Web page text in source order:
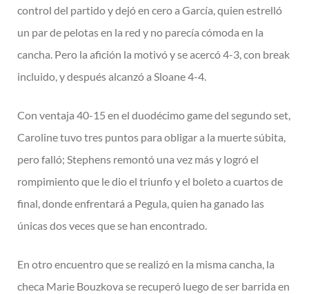
control del partido y dejó en cero a García, quien estrelló
un par de pelotas en la red y no parecía cómoda en la
cancha. Pero la afición la motivó y se acercó 4-3, con break
incluido, y después alcanzó a Sloane 4-4.
Con ventaja 40-15 en el duodécimo game del segundo set,
Caroline tuvo tres puntos para obligar a la muerte súbita,
pero falló; Stephens remontó una vez más y logró el
rompimiento que le dio el triunfo y el boleto a cuartos de
final, donde enfrentará a Pegula, quien ha ganado las
únicas dos veces que se han encontrado.
En otro encuentro que se realizó en la misma cancha, la
checa Marie Bouzkova se recuperó luego de ser barrida en